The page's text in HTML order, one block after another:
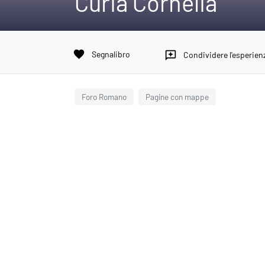
favorite Segnalibro reviews Condividere
Foro Romano Pagine con mappe